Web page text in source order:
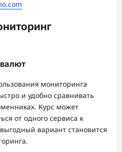
мониторинга
и удобно сравнивать
Курс может
от одного сервиса к
вариант становится